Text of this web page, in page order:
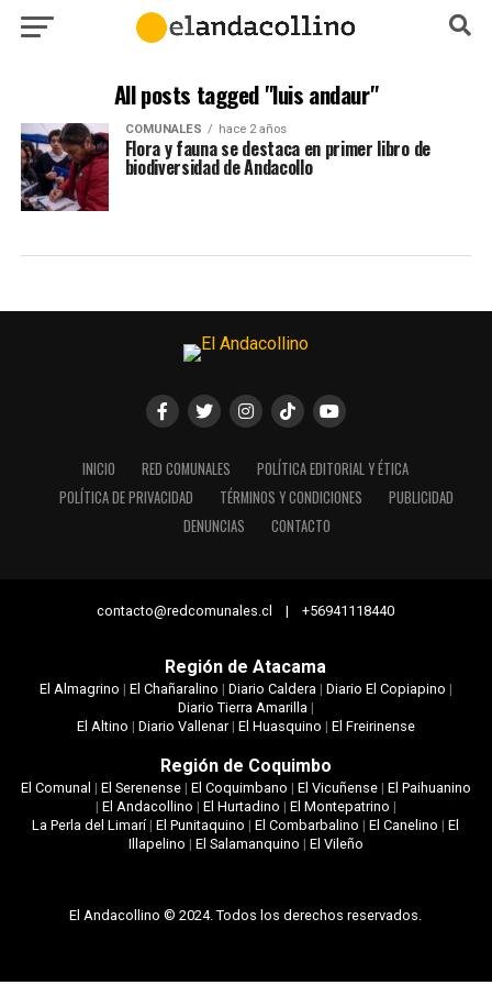
All posts tagged "luis andaur"
COMUNALES hace 2 años
Flora y fauna se destaca en primer libro de
biodiversidad de Andacollo
INICIO RED COMUNALES
POLÍTICA EDITORIAL Y ÉTICA
POLÍTICA DE PRIVACIDAD
TÉRMINOS Y CONDICIONES
PUBLICIDAD
DENUNCIAS
CONTACTO
contacto@redcomunales.cl | +56941118440
Región de Atacama
El Almagrino | El Chañaralino | Diario Caldera| Diario El Copiapino |
Diario Tierra Amarilla|
El Altino | Diario Vallenar| El Huasquino | El Freirinense
Región de Coquimbo
El Comunal | El Serenense| El Coquimbano | El Vicuñense| El Paihuanino
| El Andacollino | El Hurtadino | El Montepatrino |
La Perla del Limarí|El Punitaquino |El Combarbalino |El Canelino |El
Illapelino | El Salamanquino | El Vileño
El Andacollino © 2024. Todos los derechos reservados.